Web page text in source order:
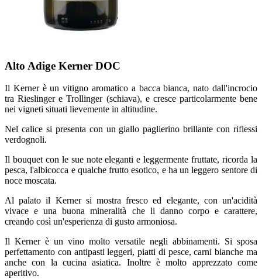
Alto Adige Kerner DOC
Il Kerner è un vitigno aromatico a bacca bianca, nato dall'incrocio
tra Rieslinger e Trollinger (schiava), e cresce particolarmente bene
nei vigneti situati lievemente in altitudine.
Nel calice si presenta con un giallo paglierino brillante con riflessi
verdognoli.
Il bouquet con le sue note eleganti e leggermente fruttate, ricorda la
pesca, l'albicocca e qualche frutto esotico, e ha un leggero sentore di
noce moscata.
Al palato il Kerner si mostra fresco ed elegante, con un'acidità
vivace e una buona mineralità che li danno corpo e carattere,
creando così un'esperienza di gusto armoniosa.
Il Kerner è un vino molto versatile negli abbinamenti. Si sposa
perfettamento con antipasti leggeri, piatti di pesce, carni bianche ma
anche con la cucina asiatica. Inoltre è molto apprezzato come
aperitivo.